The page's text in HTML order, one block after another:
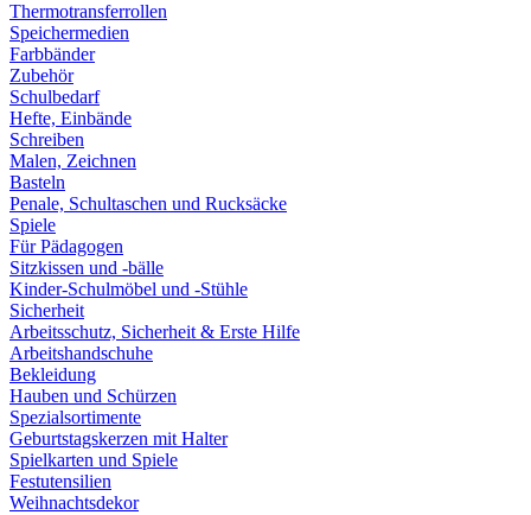
Thermotransferrollen
Speichermedien
Farbbänder
Zubehör
Schulbedarf
Hefte, Einbände
Schreiben
Malen, Zeichnen
Basteln
Penale, Schultaschen und Rucksäcke
Spiele
Für Pädagogen
Sitzkissen und -bälle
Kinder-Schulmöbel und -Stühle
Sicherheit
Arbeitsschutz, Sicherheit & Erste Hilfe
Arbeitshandschuhe
Bekleidung
Hauben und Schürzen
Spezialsortimente
Geburtstagskerzen mit Halter
Spielkarten und Spiele
Festutensilien
Weihnachtsdekor